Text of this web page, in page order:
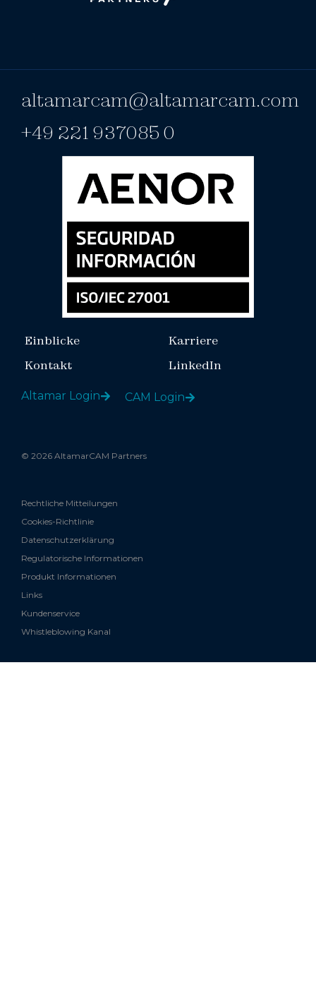
altamarcam@altamarcam.com
+49 221 937085 0
Einblicke
Kontakt
Karriere
LinkedIn
Altamar Login CAM Login
© 2026 AltamarCAM Partners
Rechtliche Mitteilungen
Cookies-Richtlinie
Datenschutzerklärung
Regulatorische Informationen
Produkt Informationen
Links
Kundenservice
Whistleblowing Kanal